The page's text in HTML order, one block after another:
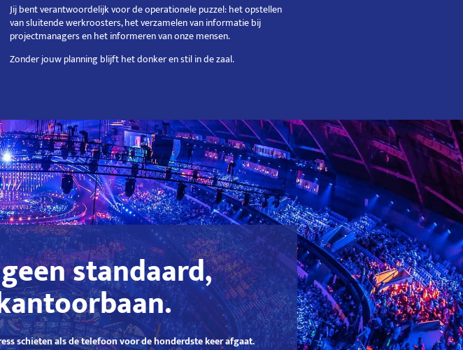
Jij bent verantwoordelijk voor de operationele puzzel: het opstellen
van sluitende werkroosters, het verzamelen van informatie bij
projectmanagers en het informeren van onze mensen.
Zonder jouw planning blijft het donker en stil in de zaal.
standaard,
schieten als de telefoon voor de honderdste keer afgaat.